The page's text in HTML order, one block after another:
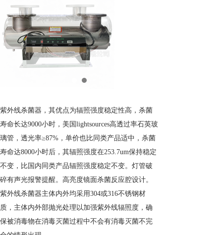
紫外线杀菌器，其优点为辐照强度稳定性高，杀菌
寿命长达9000小时，美国lightsources高透过率石英玻
璃管，透光率≥87%，单价也比同类产品适中，杀菌
寿命达8000小时后，其辐照强度在253.7um保持稳定
不变，比国内同类产品辐照强度稳定不变。灯管破
碎有声光报警提醒。高亮度镜面杀菌反应腔设计。
紫外线杀菌器主体内外均采用304或316不锈钢材
质，主体内外部抛光处理以加强紫外线辐照度，确
保被消毒物在消毒灭菌过程中不会有消毒灭菌不完